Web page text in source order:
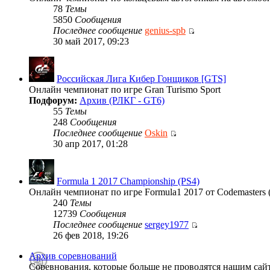
78 Темы
5850 Сообщения
Последнее сообщение genius-spb
30 май 2017, 09:23
Российская Лига Кибер Гонщиков [GTS]
Онлайн чемпионат по игре Gran Turismo Sport
Подфорум: Архив (РЛКГ - GT6)
55 Темы
248 Сообщения
Последнее сообщение Oskin
30 апр 2017, 01:28
Formula 1 2017 Championship (PS4)
Онлайн чемпионат по игре Formula1 2017 от Codemasters
240 Темы
12739 Сообщения
Последнее сообщение sergey1977
26 фев 2018, 19:26
Архив соревнований
Соревнования, которые больше не проводятся нашим